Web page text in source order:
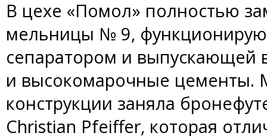
В цехе «Помол» полностью
мельницы № 9,
сепаратором и выпускающей
и высокомарочные цементы.
конструкции заняла
Christian Pfeiffer, которая